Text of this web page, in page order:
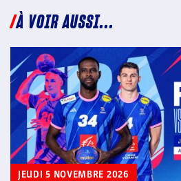
À VOIR AUSSI...
SAMEDI 26